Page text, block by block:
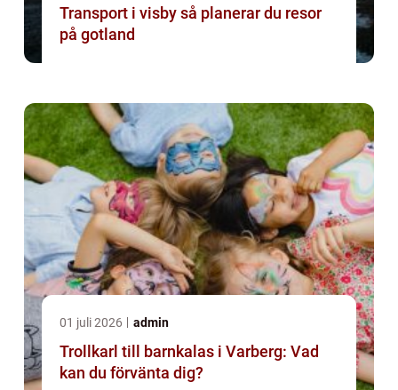
Transport i visby så planerar du resor
på gotland
01 juli 2026 admin
Trollkarl till barnkalas i Varberg: Vad
kan du förvänta dig?